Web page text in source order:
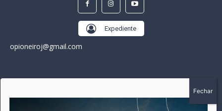
Expediente
opioneiroj@gmail.com
A história do Pioneiro inicia em fevereiro de 2005 em